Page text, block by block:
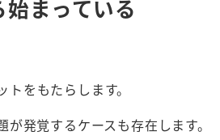
まっている
をもたらします。
発覚するケースも存在します。